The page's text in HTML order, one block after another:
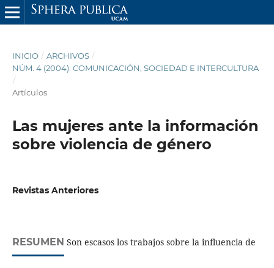
INICIO / ARCHIVOS /
NÚM. 4 (2004): COMUNICACIÓN, SOCIEDAD E INTERCULTURA
/
Artículos
Las mujeres ante la información
sobre violencia de género
Revistas Anteriores
RESUMEN Son escasos los trabajos sobre la influencia de